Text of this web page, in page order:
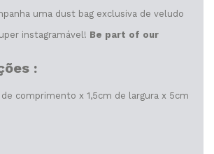
uma dust bag exclusiva de veludo
instagramável! Be part of our
:
comprimento x 1,5cm de largura x 5cm